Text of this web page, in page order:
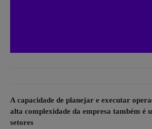
A capacidade de planejar e executar
alta complexidade da empresa também é
setores